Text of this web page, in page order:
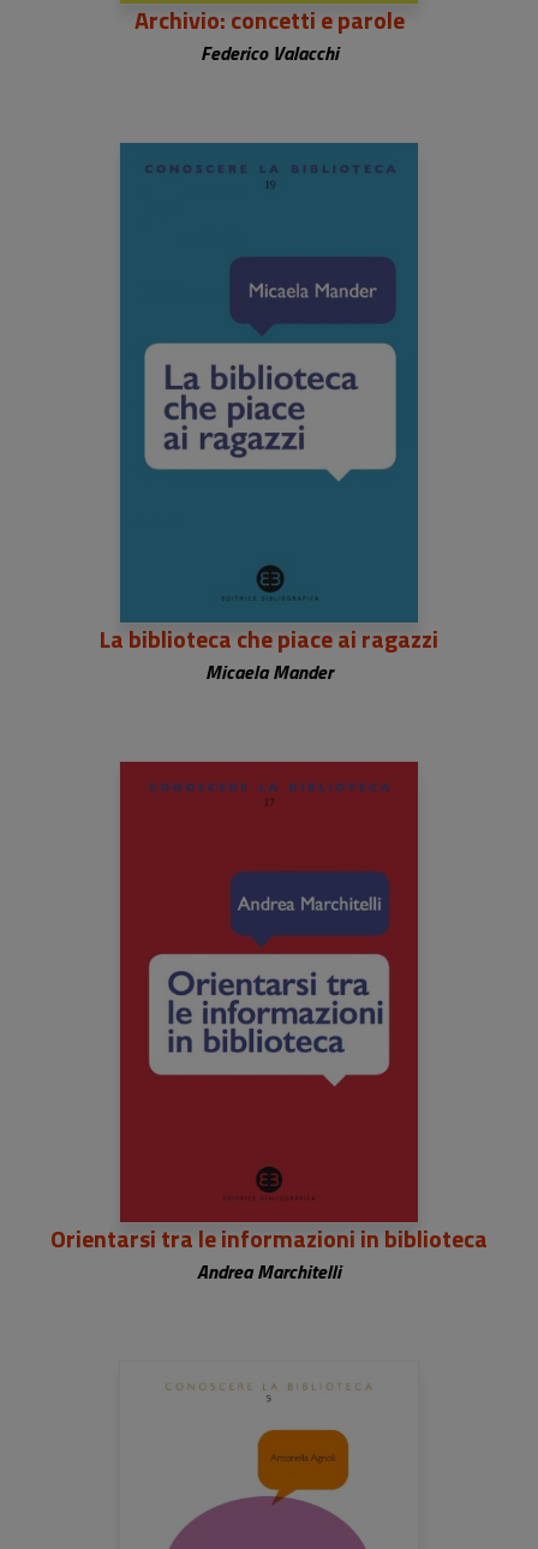
Archivio: concetti e parole
Federico Valacchi
La biblioteca che piace ai ragazzi
Micaela Mander
Orientarsi tra le informazioni in biblioteca
Andrea Marchitelli